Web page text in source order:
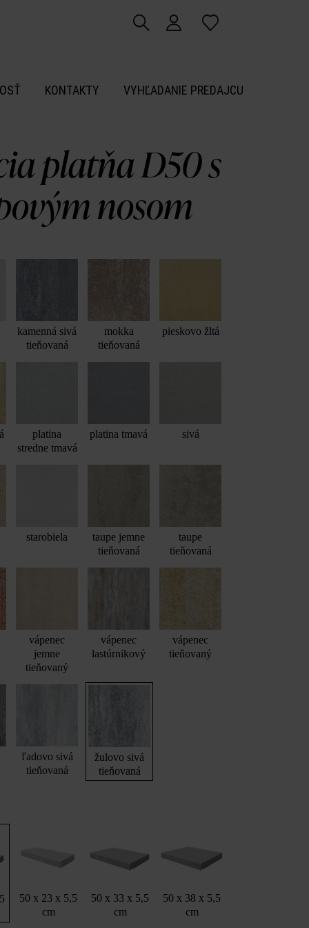
KONTAKTY VYHĽADANIE PREDAJCU
platňa D50 s
nosom
kamenná sivá
tieňovaná
mokka
tieňovaná
pieskovo žltá
platina
stredne tmavá
platina tmavá sivá
starobiela
taupe jemne
tieňovaná
taupe
tieňovaná
vápenec
jemne
tieňovaný
vápenec
lastúrnikový
vápenec
tieňovaný
ľadovo sivá
tieňovaná
žulovo sivá
tieňovaná
50 x 23 x 5,5
cm
50 x 33 x 5,5
cm
50 x 38 x 5,5
cm